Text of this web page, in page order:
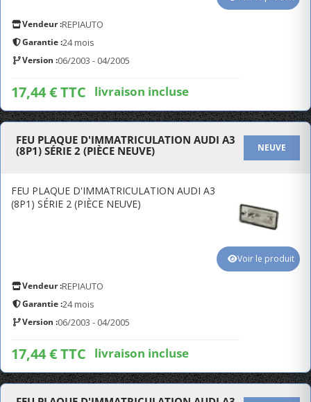
Vendeur :REPIAUTO
Garantie :24 mois
Version :06/2003 - 04/2005
17,44 € TTC livraison incluse
FEU PLAQUE D'IMMATRICULATION AUDI A3
(8P1) SÉRIE 2 (PIÈCE NEUVE)
NEUVE
FEU PLAQUE D'IMMATRICULATION AUDI A3
(8P1) SÉRIE 2 (PIÈCE NEUVE)
Vendeur :REPIAUTO
Garantie :24 mois
Version :06/2003 - 04/2005
17,44 € TTC livraison incluse
Voir le produit